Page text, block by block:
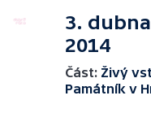
3. dubna
2014
Část: Živý
Památník v